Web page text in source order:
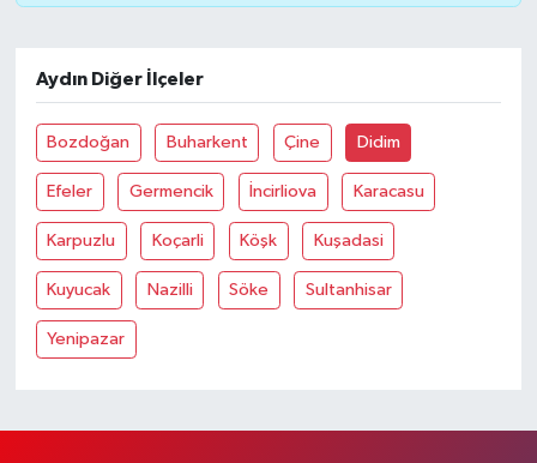
Aydın Diğer İlçeler
Bozdoğan Buharkent Çine Didim
Efeler Germencik İncirliova Karacasu
Karpuzlu Koçarli Köşk Kuşadasi
Kuyucak Nazilli Söke Sultanhisar
Yenipazar